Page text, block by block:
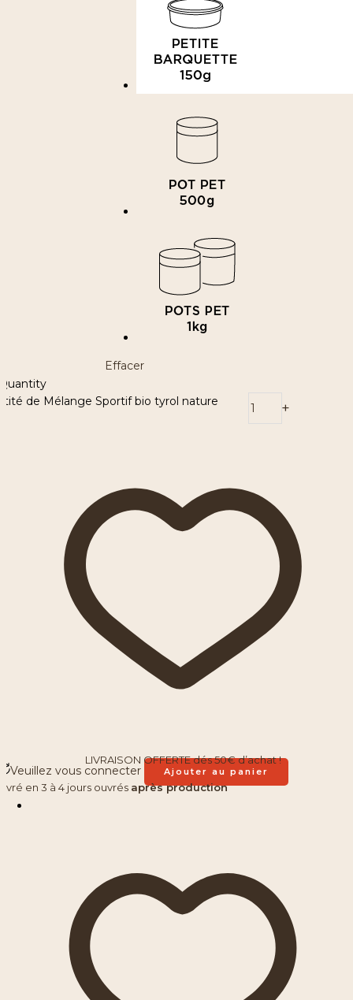
Effacer
de Mélange Sportif bio tyrol nature +
Veuillez vous connecter Ajouter au panier
LIVRAISON OFFERTE dés 50€ d’achat !
en 3 à 4 jours ouvrés après production